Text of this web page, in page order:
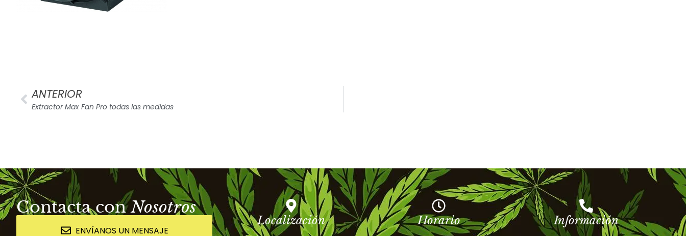
ANTERIOR
Extractor Max Fan Pro todas las medidas
Contacta conNosotros
ENVÍANOS UN MENSAJE
Localización Horario Información